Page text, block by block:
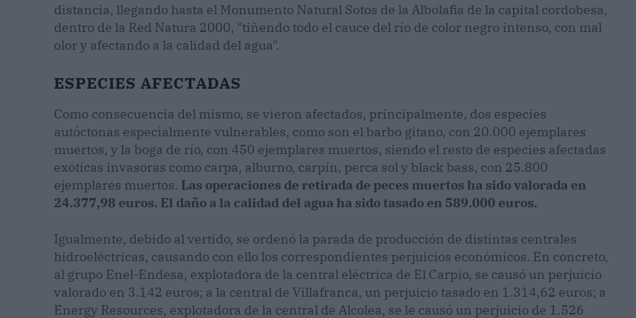
distancia, llegando hasta el Monumento Natural Sotos de la Albolafia de la capital cordobesa,
dentro de la Red Natura 2000, "tiñendo todo el cauce del río de color negro intenso, con mal
olor y afectando a la calidad del agua".
ESPECIES AFECTADAS
Como consecuencia del mismo, se vieron afectados, principalmente, dos especies
autóctonas especialmente vulnerables, como son el barbo gitano, con 20.000 ejemplares
muertos, y la boga de río, con 450 ejemplares muertos, siendo el resto de especies afectadas
exóticas invasoras como carpa, alburno, carpín, perca sol y black bass, con 25.800
ejemplares muertos. Las operaciones de retirada de peces muertos ha sido valorada en
24.377,98 euros. El daño a la calidad del agua ha sido tasado en 589.000 euros.
Igualmente, debido al vertido, se ordenó la parada de producción de distintas centrales
hidroeléctricas, causando con ello los correspondientes perjuicios económicos. En concreto,
al grupo Enel-Endesa, explotadora de la central eléctrica de El Carpio, se causó un perjuicio
valorado en 3.142 euros; a la central de Villafranca, un perjuicio tasado en 1.314,62 euros; a
Energy Resources, explotadora de la central de Alcolea, se le causó un perjuicio de 1.526